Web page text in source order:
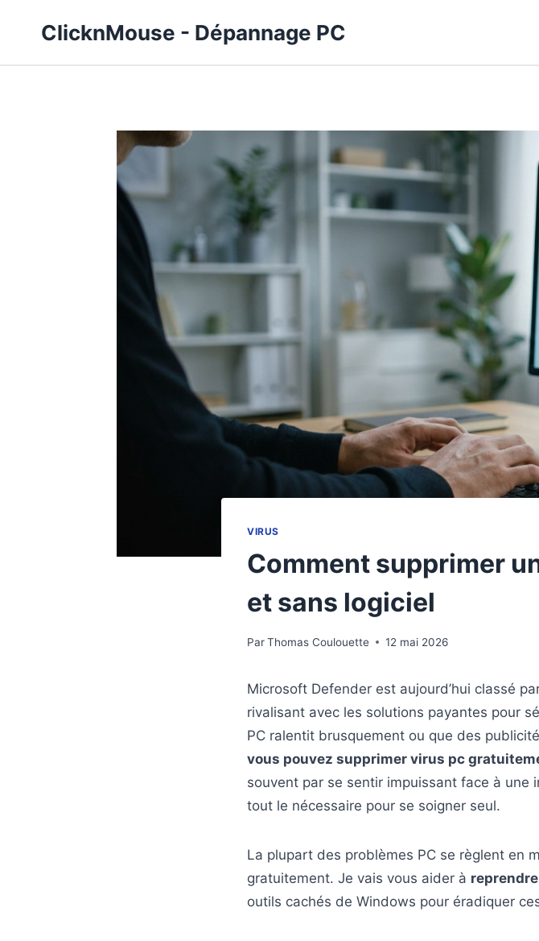
ClicknMouse - Dépannage PC
VIRUS
Comment supprimer
et sans logiciel
ParThomas Coulouette 12 mai 2026
Microsoft Defender est aujourd’hui classé
rivalisant avec les solutions payantes pour
PC ralentit brusquement ou que des
vous pouvez supprimer virus pc
souvent par se sentir impuissant face à
tout le nécessaire pour se soigner seul.
La plupart des problèmes PC se règlent en
gratuitement. Je vais vous aider à
outils cachés de Windows pour éradiquer